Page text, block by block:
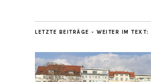
LETZTE BEITRÄGE - WEITER IM